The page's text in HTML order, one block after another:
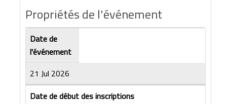
Propriétés de l'événement
Date de
l'événement
21 Jul 2026
Date de début des inscriptions